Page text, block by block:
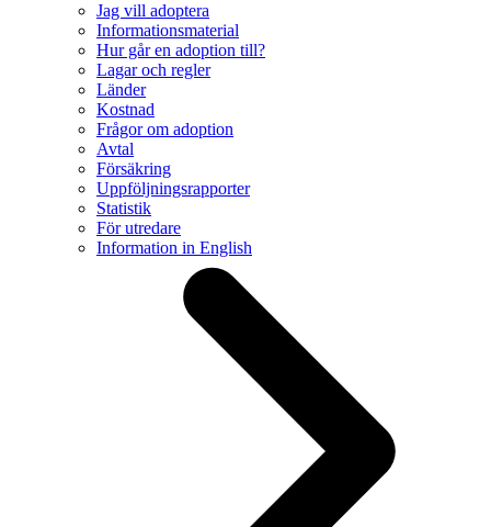
Jag vill adoptera
Informationsmaterial
Hur går en adoption till?
Lagar och regler
Länder
Kostnad
Frågor om adoption
Avtal
Försäkring
Uppföljningsrapporter
Statistik
För utredare
Information in English